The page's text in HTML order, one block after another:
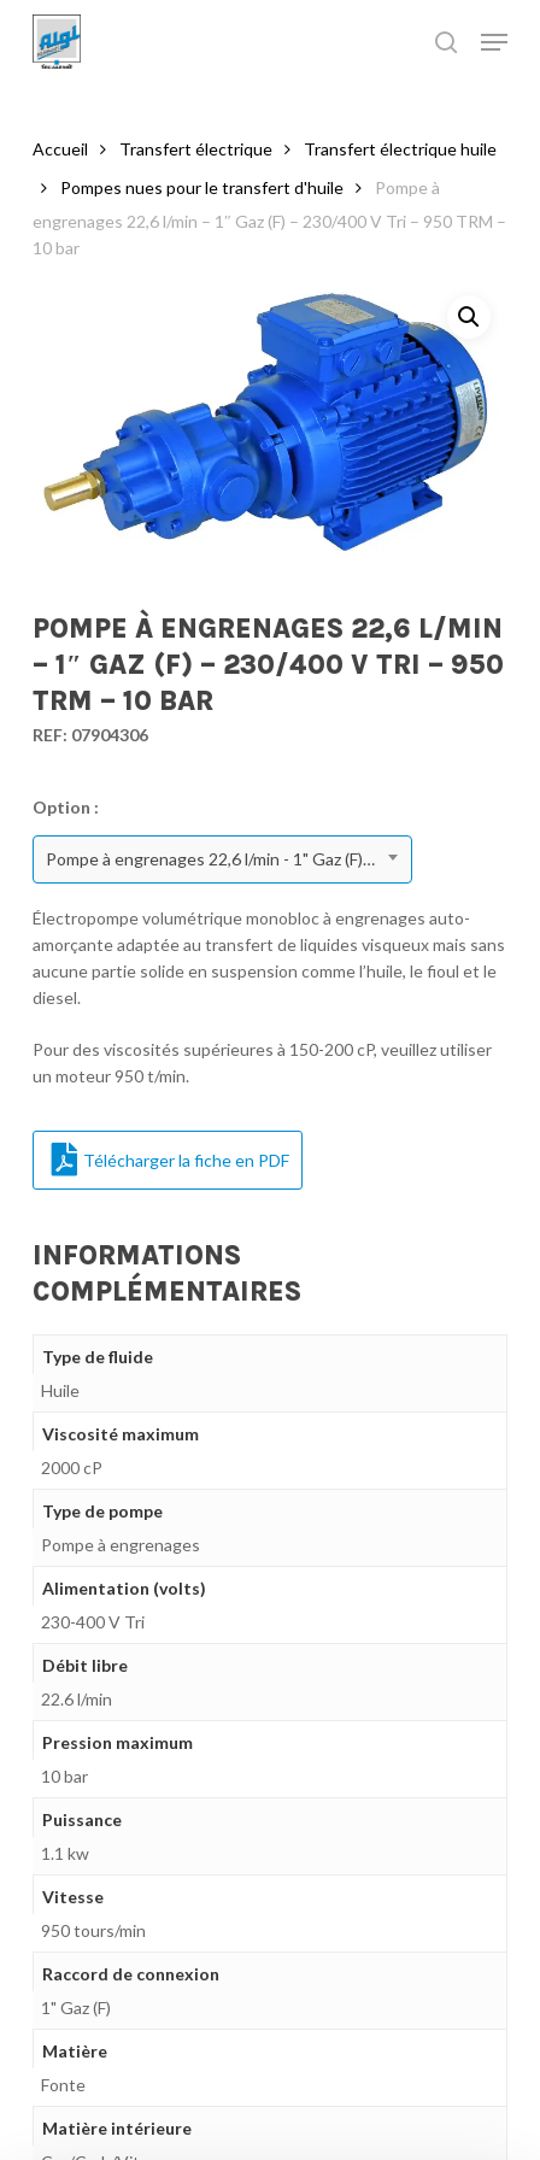
main
Accueil Transfert électrique
Transfert électrique huile
Pompes nues pour le transfert d'huile
Pompe à
engrenages 22,6 l/min – 1″ Gaz (F) – 230/400 V Tri – 950 TRM –
10 bar
POMPE À ENGRENAGES 22,6 L/MIN
– 1″ GAZ (F) – 230/400 V TRI – 950
TRM – 10 BAR
REF: 07904306
Option :
Pompe à engrenages 22,6 l/min - 1" Gaz (F) - 230/400 V Tri - 950 TRM - 10 bar
Électropompe volumétrique monobloc à engrenages auto-
amorçante adaptée au transfert de liquides visqueux mais sans
aucune partie solide en suspension comme l’huile, le fioul et le
diesel.
Pour des viscosités supérieures à 150-200 cP, veuillez utiliser
un moteur 950 t/min.
Télécharger la fiche en PDF
INFORMATIONS
COMPLÉMENTAIRES
Type de fluide
Huile
Viscosité maximum
2000 cP
Type de pompe
Pompe à engrenages
Alimentation (volts)
230-400 V Tri
Débit libre
22.6 l/min
Pression maximum
10 bar
Puissance
1.1 kw
Vitesse
950 tours/min
Raccord de connexion
1" Gaz (F)
Matière
Fonte
Matière intérieure